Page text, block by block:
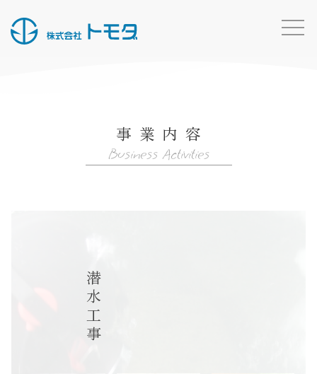
お問い合わせ
トモダのこと
Instagram
事業内容
Business Activities
潜水工事